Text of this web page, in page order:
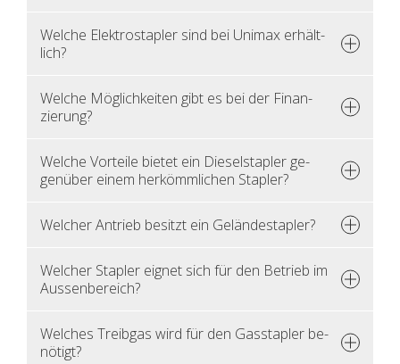
Wel­che Elek­tro­stap­ler sind bei Uni­max er­hält­
lich?
Wel­che Mög­lich­kei­ten gibt es bei der Fi­nan­
zie­rung?
Wel­che Vor­tei­le bie­tet ein Die­sel­stap­ler ge­
gen­über einem her­kömm­li­chen Stap­ler?
Wel­cher An­trieb be­sitzt ein Ge­län­de­stap­ler?
Wel­cher Stap­ler eig­net sich für den Be­trieb im
Aus­sen­be­reich?
Wel­ches Treib­gas wird für den Gas­stap­ler be­
nö­tigt?